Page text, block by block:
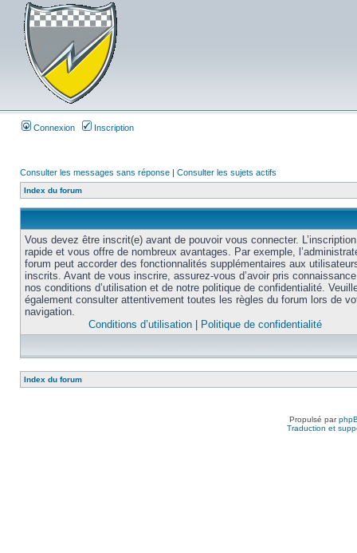
Connexion Inscription
Consulter les messages sans réponse | Consulter les sujets actifs
Index du forum
Vous devez être inscrit(e) avant de pouvoir vous connecter.
rapide et vous offre de nombreux avantages. Par exemple,
forum peut accorder des fonctionnalités supplémentaires aux
inscrits. Avant de vous inscrire, assurez-vous d’avoir pris
nos conditions d’utilisation et de notre politique de confidentialité.
également consulter attentivement toutes les règles du forum lors de
navigation.
Conditions d’utilisation
Politique de confidentialité
Index du forum
Propulsé par
Traduction et